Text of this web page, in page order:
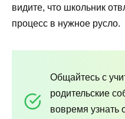
видите, что школьник
процесс в нужное русло.
Общайтесь с
родительские
вовремя узнать